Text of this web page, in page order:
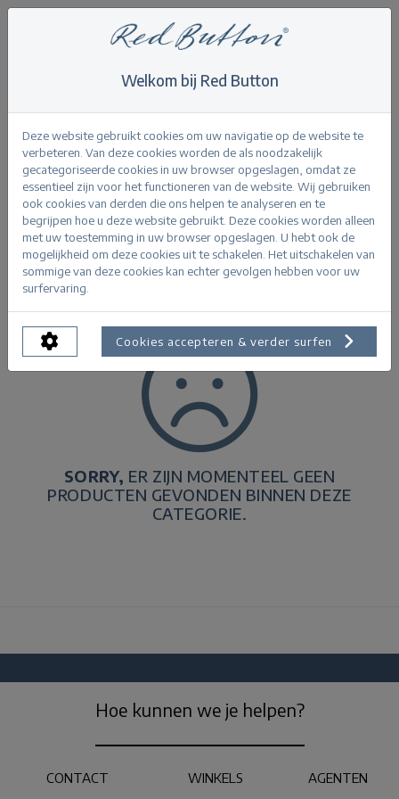
Home > Brown
Brown
Product Filters
SORRY, ER ZIJN MOMENTEEL GEEN
PRODUCTEN GEVONDEN BINNEN DEZE
CATEGORIE.
Welkom bij Red Button
Deze website gebruikt cookies om uw navigatie op de website te
verbeteren. Van deze cookies worden de als noodzakelijk
gecategoriseerde cookies in uw browser opgeslagen, omdat ze
essentieel zijn voor het functioneren van de website. Wij gebruiken
ook cookies van derden die ons helpen te analyseren en te
begrijpen hoe u deze website gebruikt. Deze cookies worden alleen
met uw toestemming in uw browser opgeslagen. U hebt ook de
mogelijkheid om deze cookies uit te schakelen. Het uitschakelen van
sommige van deze cookies kan echter gevolgen hebben voor uw
surfervaring.
Cookies accepteren & verder surfen
Hoe kunnen we je helpen?
CONTACT WINKELS AGENTEN